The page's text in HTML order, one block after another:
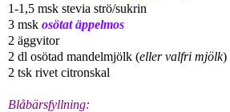
1-1,5 msk stevia strö/sukrin
3 msk osötat äppelmos
2 äggvitor
2 dl osötad mandelmjölk (eller valfri mjölk)
2 tsk rivet citronskal
Blåbärsfyllning: